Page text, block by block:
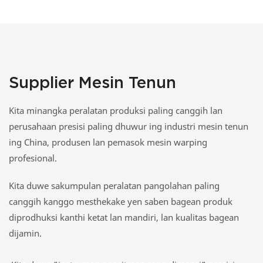
Supplier Mesin Tenun
Kita minangka peralatan produksi paling canggih lan
perusahaan presisi paling dhuwur ing industri mesin tenun
ing China, produsen lan pemasok mesin warping
profesional.
Kita duwe sakumpulan peralatan pangolahan paling
canggih kanggo mesthekake yen saben bagean produk
diprodhuksi kanthi ketat lan mandiri, lan kualitas bagean
dijamin.